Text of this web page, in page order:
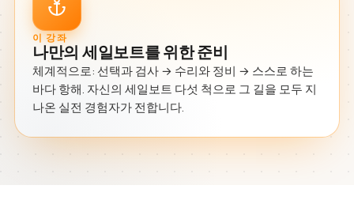
이 강좌
나만의 세일보트를 위한 준비
체계적으로: 선택과 검사 → 수리와 정비 → 스스로 하는
바다 항해. 자신의 세일보트 다섯 척으로 그 길을 모두 지
나온 실전 경험자가 전합니다.